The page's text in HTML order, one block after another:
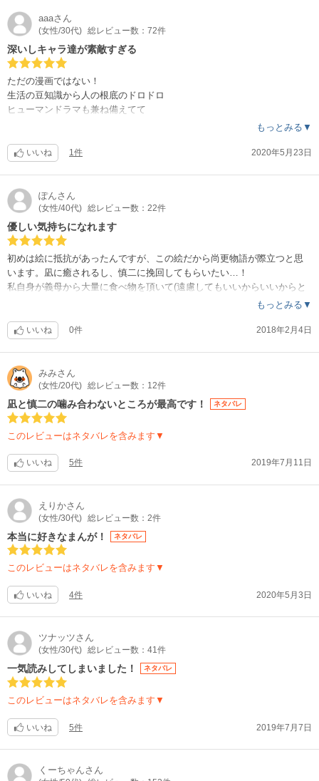
aaaさん
(女性/30代) 総レビュー数：72件
深いしキャラ達が素敵すぎる
ただの漫画ではない！
生活の豆知識から人の根底のドロドロ
ヒューマンドラマも兼ね備えてて
出てくるキャラ達も脇役まで面白い。
もっとみる▼
いいね 1件 2020年5月23日
ぽんさん
(女性/40代) 総レビュー数：22件
優しい気持ちになれます
初めは絵に抵抗があったんですが、この絵だから尚更物語が際立つと思
います。凪に癒されるし、慎二に挽回してもらいたい…！
私自身が義母から大量に食べ物を頂いて(遠慮してもいいからいいからと
くださる)、大概だめにしてしまうので、凪を見習って無駄にしないよう
もっとみる▼
いいね 0件 2018年2月4日
みみさん
(女性/20代) 総レビュー数：12件
凪と慎二の噛み合わないところが最高です！ ネタバレ
このレビューはネタバレを含みます▼
いいね 5件 2019年7月11日
えりかさん
(女性/30代) 総レビュー数：2件
本当に好きなまんが！ ネタバレ
このレビューはネタバレを含みます▼
いいね 4件 2020年5月3日
ツナッツさん
(女性/30代) 総レビュー数：41件
一気読みしてしまいました！ ネタバレ
このレビューはネタバレを含みます▼
いいね 5件 2019年7月7日
くーちゃんさん